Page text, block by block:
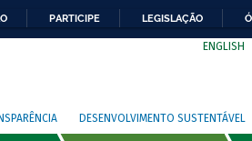
PARTICIPE LEGISLAÇÃO
ENGLISH
DESENVOLVIMENTO SUSTENTÁVEL